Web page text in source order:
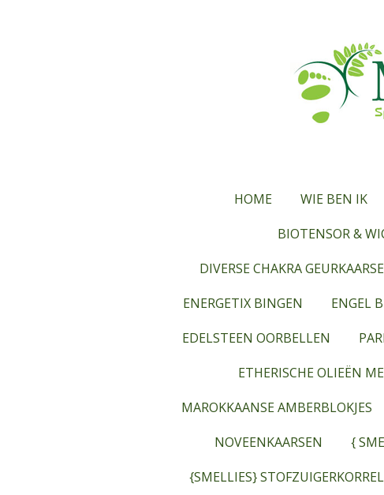
HOME WIE BEN IK
BIOTENSOR &
DIVERSE CHAKRA
ENERGETIX BINGEN
ENGEL
EDELSTEEN OORBELLEN
ETHERISCHE OLIEËN
MAROKKAANSE AMBERBLOKJES
NOVEENKAARSEN
{
{SMELLIES}